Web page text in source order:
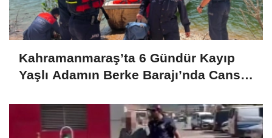
Kahramanmaraş’ta 6 Gündür Kayıp
Yaşlı Adamın Berke Barajı’nda Cansız